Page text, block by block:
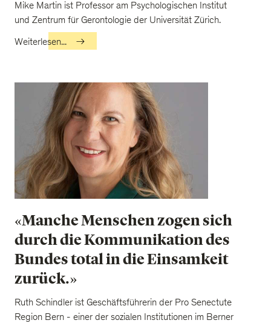
Mike Martin ist Professor am Psychologischen Institut
und Zentrum für Gerontologie der Universität Zürich.
Weiterlesen...
«Manche Menschen zogen sich
durch die Kommunikation des
Bundes total in die Einsamkeit
zurück.»
Ruth Schindler ist Geschäftsführerin der Pro Senectute
Region Bern - einer der sozialen Institutionen im Berner